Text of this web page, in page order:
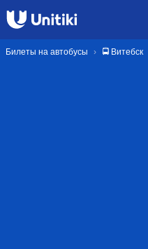
Билеты на автобусы 🚍 Витебск